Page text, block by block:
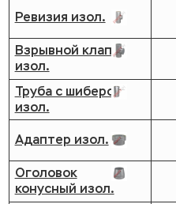
Ревизия изол.
Взрывной клапан
изол.
Труба с шибером
изол.
Адаптер изол.
Оголовок
конусный изол.